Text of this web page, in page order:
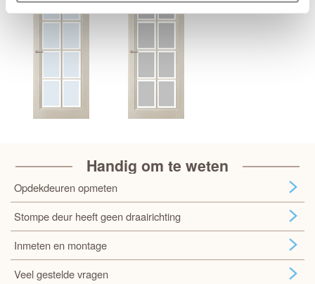
Handig om te weten
Opdekdeuren opmeten
Stompe deur heeft geen draairichting
Inmeten en montage
Veel gestelde vragen